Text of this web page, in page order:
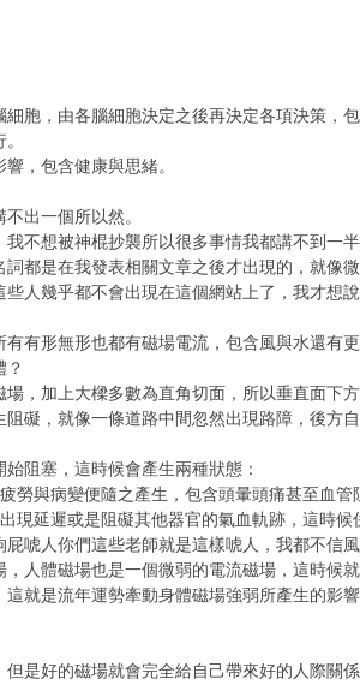
胞，由各腦細胞決定之後再決定各項決策，
，包含健康與思緒。
出一個所以然。
不想被神棍抄襲所以很多事情我都講不到一半
都是在我發表相關文章之後才出現的，就像
人幾乎都不會出現在這個網站上了，我才想
有形無形也都有磁場電流，包含風與水還有更
？
，加上大樑多數為直角切面，所以垂直面下
礙，就像一條道路中間忽然出現路障，後方
阻塞，這時候會產生兩種狀態：
與病變便隨之產生，包含頭暈頭痛甚至血管
延遲或是阻礙其他器官的氣血軌跡，這時候
唬人你們這些老師就是這樣唬人，我都不信風
人體磁場也是一個微弱的電流磁場，這時候
就是流年運勢牽動身體磁場強弱所產生的影響
是好的磁場就會完全給自己帶來好的人際關